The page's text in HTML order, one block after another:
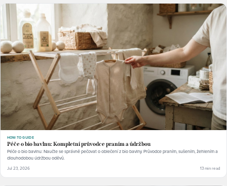
HOW-TO GUIDE
Péče o bio bavlnu: Kompletní průvodce praním a údržbou
Péče o bio bavlnu: Naučte se správně pečovat o oblečení z bio bavlny. Průvodce praním, sušením, žehlením a
dlouhodobou údržbou oděvů.
Jul 23, 2026 13 min read